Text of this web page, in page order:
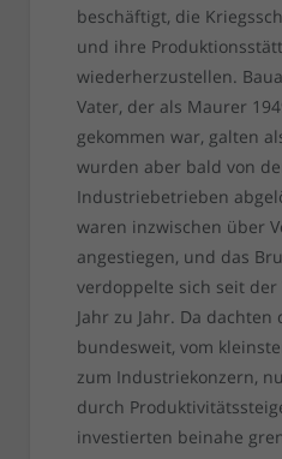
beschäftigt, die
und ihre
wiederherzustellen.
Vater, der als Maurer
gekommen war, galten
wurden aber bald von
Industriebetrieben
waren inzwischen über
angestiegen, und das
verdoppelte sich seit
Jahr zu Jahr. Da
bundesweit, vom
zum Industriekonzern,
durch
investierten beinahe